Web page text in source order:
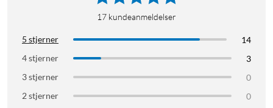
17 kundeanmeldelser
5 stjerner
14
4 stjerner
3
3 stjerner
0
2 stjerner
0